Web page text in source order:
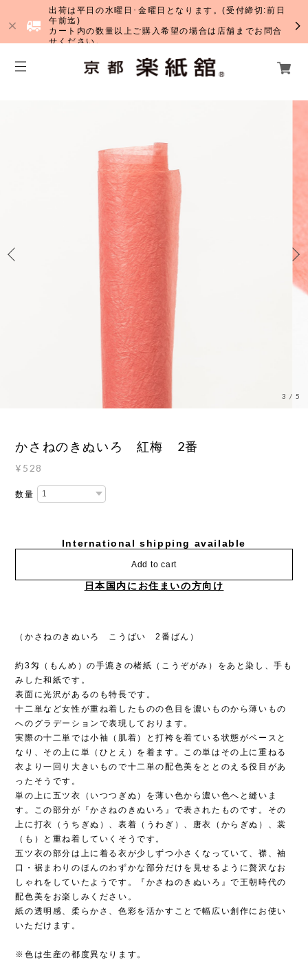
出荷は平日の水曜日･金曜日となります。(受付締切:前日
午前迄)
カート内の数量以上ご購入希望の場合は店舗までお問合
せください。
3 /5
かさねのきぬいろ 紅梅 2番
¥528
数量
International shipping available
Add to cart
日本国内にお住まいの方向け
（かさねのきぬいろ こうばい 2番ばん）
約3匁（もんめ）の手漉きの楮紙（こうぞがみ）をあと染し、手も
みした和紙です。
表面に光沢があるのも特長です。
十二単など女性が重ね着したものの色目を濃いものから薄いもの
へのグラデーションで表現しております。
実際の十二単では小袖（肌着）と打袴を着ている状態がベースと
なり、その上に単（ひとえ）を着ます。この単はその上に重ねる
衣より一回り大きいもので十二単の配色美をととのえる役目があ
ったそうです。
単の上に五ツ衣（いつつぎぬ）を薄い色から濃い色へと縫いま
す。この部分が『かさねのきぬいろ』で表されたものです。その
上に打衣（うちぎぬ）、表着（うわぎ）、唐衣（からぎぬ）、裳
（も）と重ね着していくそうです。
五ツ衣の部分は上に着る衣が少しずつ小さくなっていて、襟、袖
口・裾まわりのほんのわずかな部分だけを見せるように贅沢なお
しゃれをしていたようです。『かさねのきぬいろ』で王朝時代の
配色美をお楽しみください。
紙の透明感、柔らかさ、色彩を活かすことで幅広い創作にお使い
いただけます。
※色は生産の都度異なります。